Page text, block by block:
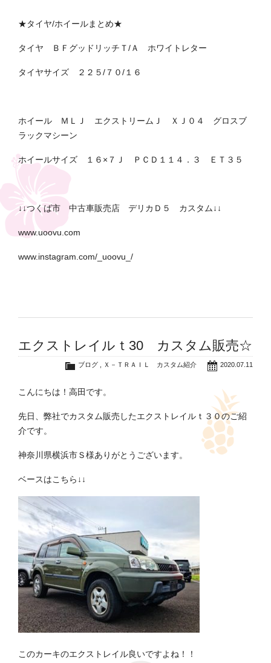
★タイヤ/ホイールまとめ★
タイヤ ＢＦグッドリッチＴ/Ａ ホワイトレター
タイヤサイズ ２２５/７０/１６
ホイール ＭＬＪ エクストリームＪ ＸＪ０４ グロスブ
ラックマシーン
ホイールサイズ １６×７Ｊ ＰＣＤ１１４．３ ＥＴ３５
↓↓つくば市 中古車販売店 デリカＤ５ カスタム↓↓
www.uoovu.com
www.instagram.com/_uoovu_/
エクストレイルｔ30 カスタム販売☆
2020.07.11
ブログ Ｘ－ＴＲＡＩＬ カスタム紹介
こんにちは！高田です。
先日、弊社でカスタム販売したエクストレイルｔ３０のご紹
介です。
神奈川県横浜市Ｓ様ありがとうございます。
ベースはこちら↓↓
このカーキのエクストレイル良いですよね！！